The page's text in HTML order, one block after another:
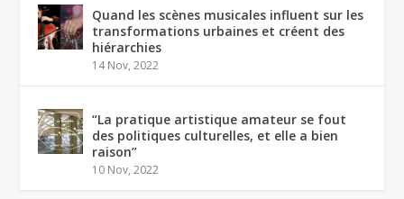
Quand les scènes musicales influent sur les
transformations urbaines et créent des
hiérarchies
14 Nov, 2022
“La pratique artistique amateur se fout
des politiques culturelles, et elle a bien
raison”
10 Nov, 2022